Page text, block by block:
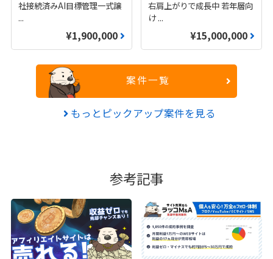
社接続済みAI目標管理一式譲
...
¥1,900,000
右肩上がりで成長中 若年層向
け...
¥15,000,000
案件一覧
もっとピックアップ案件を見る
参考記事